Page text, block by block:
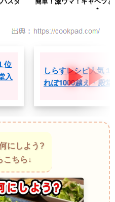
*
位
入
しらすレシピ人気１
れぽ1000越え・殿
にしよう?
こちら↓